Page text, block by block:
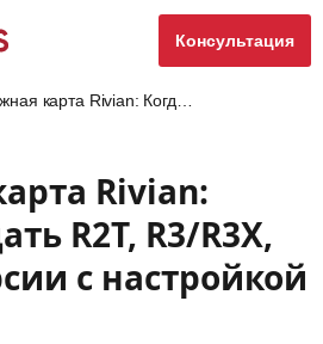
Консультация
Rivian:
R2T, R3/R3X,
с настройкой